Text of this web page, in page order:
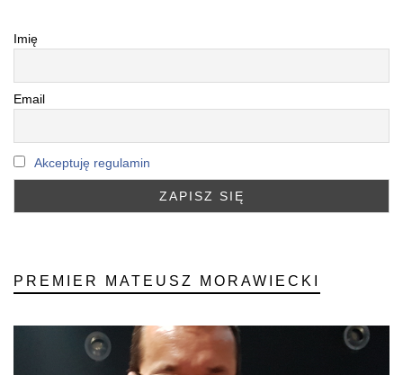
Imię
Email
Akceptuję regulamin
PREMIER MATEUSZ MORAWIECKI